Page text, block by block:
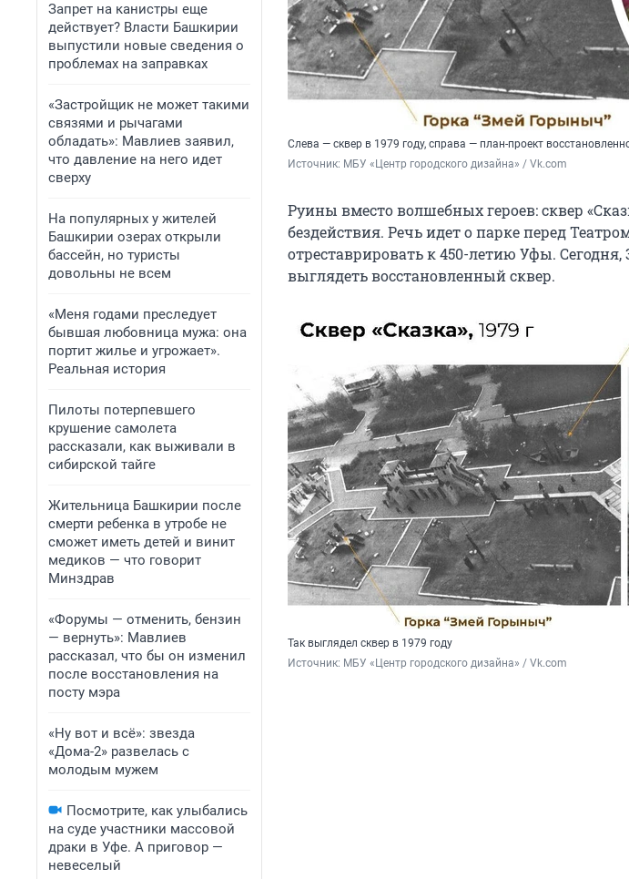
Запрет на канистры еще
действует? Власти Башкирии
выпустили новые сведения о
проблемах на заправках
«Застройщик не может такими
связями и рычагами
обладать»: Мавлиев заявил,
что давление на него идет
сверху
На популярных у жителей
Башкирии озерах открыли
бассейн, но туристы
довольны не всем
«Меня годами преследует
бывшая любовница мужа: она
портит жилье и угрожает».
Реальная история
Пилоты потерпевшего
крушение самолета
рассказали, как выживали в
сибирской тайге
Жительница Башкирии после
смерти ребенка в утробе не
сможет иметь детей и винит
медиков — что говорит
Минздрав
«Форумы — отменить, бензин
— вернуть»: Мавлиев
рассказал, что бы он изменил
после восстановления на
посту мэра
«Ну вот и всё»: звезда
«Дома-2» развелась с
молодым мужем
Посмотрите, как улыбались
на суде участники массовой
драки в Уфе. А приговор —
невеселый
Слева — сквер в 1979 году, справа — план-проект
Источник: МБУ «Центр городского дизайна» / Vk.com
Руины вместо волшебных героев: сквер
бездействия. Речь идет о парке перед
отреставрировать к 450-летию Уфы.
выглядеть восстановленный сквер.
Так выглядел сквер в 1979 году
Источник: МБУ «Центр городского дизайна» / Vk.com